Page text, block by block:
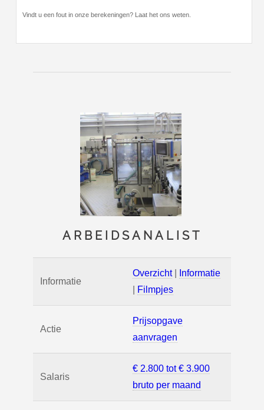
Vindt u een fout in onze berekeningen? Laat het ons weten.
ARBEIDSANALIST
Informatie
Overzicht|
Informatie
Filmpjes
Actie
Prijsopgave
aanvragen
Salaris
€ 2.800 tot € 3.900
bruto per maand